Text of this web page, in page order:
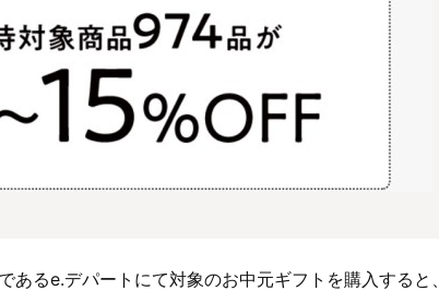
あるe.デパートにて対象のお中元ギフトを購入すると、